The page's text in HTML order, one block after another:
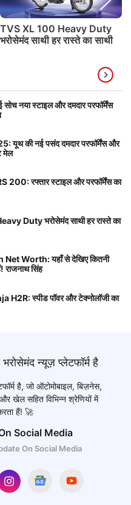
TVS XL 100 Heavy Duty
भरोसेमंद साथी हर रास्ते का साथी
नया स्टाइल और दमदार परफॉर्मेंस
यूथ की नई पसंद दमदार परफॉर्मेंस और
मेल
200: रफ्तार स्टाइल और परफॉर्मेंस का
Duty भरोसेमंद साथी हर रास्ते का
Worth: यहाँ से देखिए कितनी
राजनाथ सिंह
स्पीड पॉवर और टेक्नोलॉजी का
है, जो ऑटोमोबाइल, बिज़नेस,
खेल सहित विभिन्न श्रेणियों में
हैं! 🚀
Social Media
On Social Media